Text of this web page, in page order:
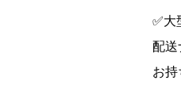
✅大
配送
お